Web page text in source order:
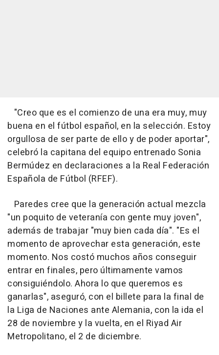
"Creo que es el comienzo de una era muy, muy
buena en el fútbol español, en la selección. Estoy
orgullosa de ser parte de ello y de poder aportar",
celebró la capitana del equipo entrenado Sonia
Bermúdez en declaraciones a la Real Federación
Española de Fútbol (RFEF).
Paredes cree que la generación actual mezcla
"un poquito de veteranía con gente muy joven",
además de trabajar "muy bien cada día". "Es el
momento de aprovechar esta generación, este
momento. Nos costó muchos años conseguir
entrar en finales, pero últimamente vamos
consiguiéndolo. Ahora lo que queremos es
ganarlas", aseguró, con el billete para la final de
la Liga de Naciones ante Alemania, con la ida el
28 de noviembre y la vuelta, en el Riyad Air
Metropolitano, el 2 de diciembre.